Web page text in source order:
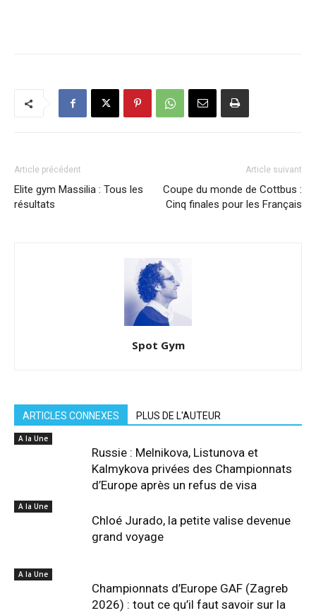
Article précédent
Elite gym Massilia : Tous les
résultats
Article suivant
Coupe du monde de Cottbus :
Cinq finales pour les Français
Spot Gym
ARTICLES CONNEXES PLUS DE L'AUTEUR
A la Une
Russie : Melnikova, Listunova et
Kalmykova privées des Championnats
d’Europe après un refus de visa
A la Une
Chloé Jurado, la petite valise devenue
grand voyage
A la Une
Championnats d’Europe GAF (Zagreb
2026) : tout ce qu’il faut savoir sur la